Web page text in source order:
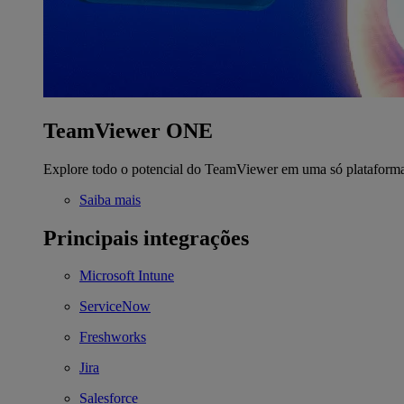
TeamViewer ONE
Explore todo o potencial do TeamViewer em uma só
Saiba mais
Principais integrações
Microsoft Intune
ServiceNow
Freshworks
Jira
Salesforce